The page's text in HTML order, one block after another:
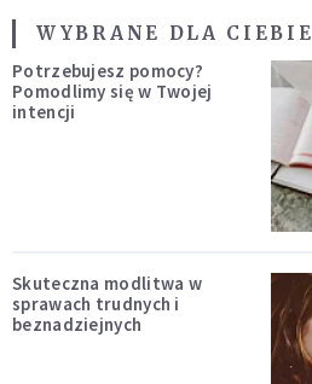
WYBRANE DLA CIEBIE
Potrzebujesz pomocy?
Pomodlimy się w Twojej
intencji
Skuteczna modlitwa w
sprawach trudnych i
beznadziejnych